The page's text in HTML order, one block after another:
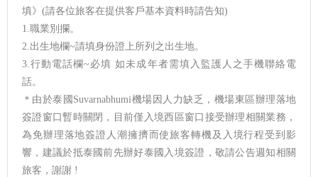
填》(請各位旅客在提供客戶基本資料時請告知)
1.職業別攔。
2.出生地欄~請填身份證上所列之出生地。
3.行動電話欄~必填 如未成年者需填入監護人之手機聯絡電
話。
＊由於泰國Suvarnabhumi機場因人力缺乏，機場東區辦理落地
簽證窗口暫時關閉，目前僅入境西區窗口接受辦理相關業務，
為免辦理落地簽證人潮擁擠而使旅客轉機及入境行程受到影
響，建議於抵泰國前先辦好泰國入境簽證，敬請公告週知相關
旅客，謝謝 !